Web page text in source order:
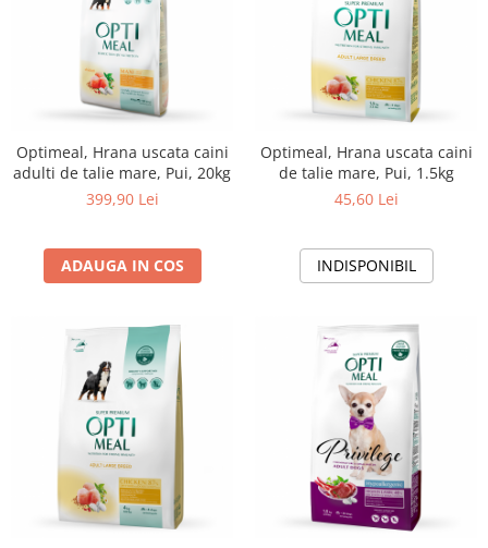
Optimeal, Hrana uscata caini
adulti de talie mare, Pui, 20kg
399,90 Lei
ADAUGA IN COS
Optimeal, Hrana uscata caini
de talie mare, Pui, 1.5kg
45,60 Lei
INDISPONIBIL